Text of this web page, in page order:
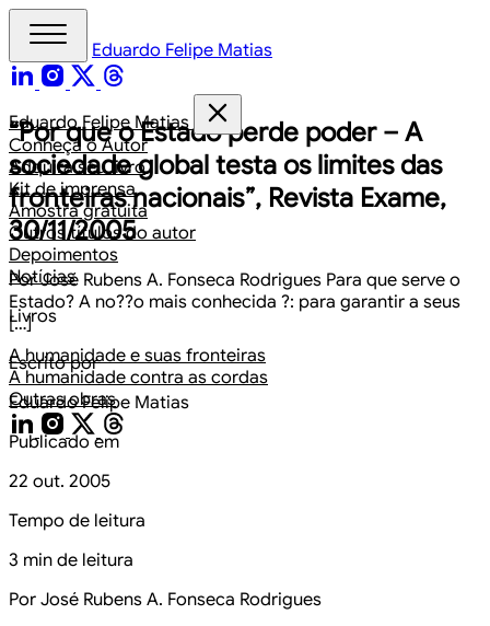
Eduardo Felipe Matias
Eduardo Felipe Matias
Conheça o Autor
Adquira seu livro
Kit de imprensa
Amostra gratuita
Outros títulos do autor
Depoimentos
Notícias
Livros
A humanidade e suas fronteiras
A humanidade contra as cordas
Outras obras
“Por que o Estado perde poder – A
sociedade global testa os limites das
fronteiras nacionais”, Revista Exame,
30/11/2005
Por José Rubens A. Fonseca Rodrigues Para que serve o
Estado? A no??o mais conhecida ?: para garantir a seus
[…]
Escrito por
Eduardo Felipe Matias
Publicado em
22 out. 2005
Tempo de leitura
3 min de leitura
Por José Rubens A. Fonseca Rodrigues